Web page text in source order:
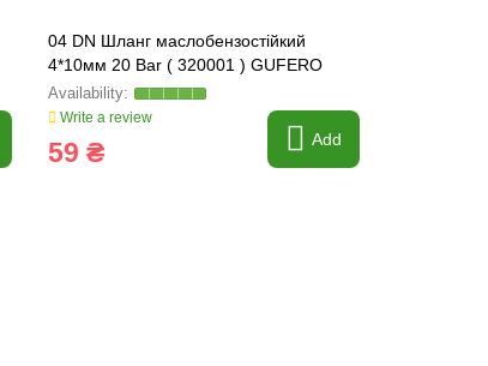
04 DN Шланг маслобензостійкий
4*10мм 20 Bar ( 320001 ) GUFERO
Write a review
59 ₴ Add